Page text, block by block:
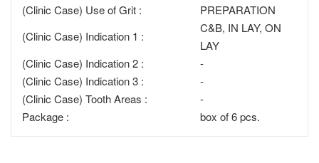
(Clinic Case) Use of Grit :
PREPARATION
(Clinic Case) Indication 1 :
C&B, IN LAY, ON
LAY
(Clinic Case) Indication 2 :
-
(Clinic Case) Indication 3 :
-
(Clinic Case) Tooth Areas :
-
Package :
box of 6 pcs.